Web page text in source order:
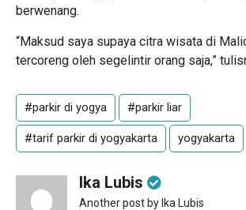
berwenang.
“Maksud saya supaya citra wisata di
tercoreng oleh segelintir orang saja,”
#parkir di yogya #parkir liar
#tarif parkir di yogyakarta yogyakarta
Ika Lubis
Another post by Ika Lubis